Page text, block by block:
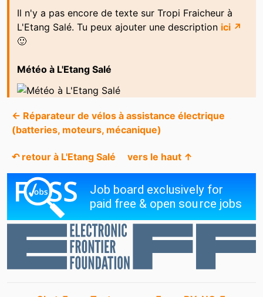
Il n'y a pas encore de texte sur Tropi Fraicheur à
L'Etang Salé. Tu peux ajouter une description ici ↗
🙂
Météo à L'Etang Salé
← Réparateur de vélos à assistance électrique
(batteries, moteurs, mécanique)
↶ retour à L'Etang Salé vers le haut ↑